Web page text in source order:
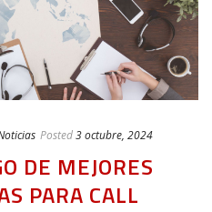
Posted3 octubre, 2024
DE MEJORES
PARA CALL